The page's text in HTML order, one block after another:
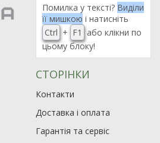
Помилка у тексті? Виділи
її мишкою і натисніть
Ctrl + F1
або клікни по
цьому блоку!
СТОРІНКИ
Контакти
Доставка і оплата
Гарантія та сервіс